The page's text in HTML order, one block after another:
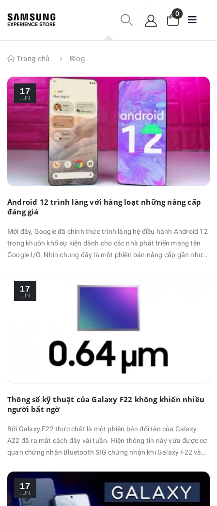
0
Trang chủ Blog
17
JUN
Android 12 trình làng với hàng loạt những nâng cấp
đáng giá
Mới đây, Google đã chính thức trình làng hệ điều hành Android 12
trong khuôn khổ sự kiện dành cho các nhà phát triển mang tên
Google I/O. Nhìn chung đây là một phiên bản nâng cấp gần như
17
JUN
Thông số kỹ thuật của Galaxy F22 không khiến nhiều
người bất ngờ
Bởi Galaxy F22 thực chất là một phiên bản đổi tên của Galaxy
A22 đã ra mắt cách đây vài tuần. Hiện thông tin này vừa được cơ
quan chứng nhận Bluetooth SIG chứng nhận khi Galaxy F22 và
số model SM-E225F và nó đã xuất hiện trong cơ sở dữ liệu chứng
nhận Bluetooth SIG. Galaxy A22 và Galaxy F22 (SM-A225F) là hai
17
JUN